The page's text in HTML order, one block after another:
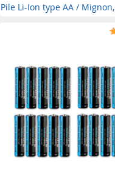
Pile Li-Ion type AA / Mignon,